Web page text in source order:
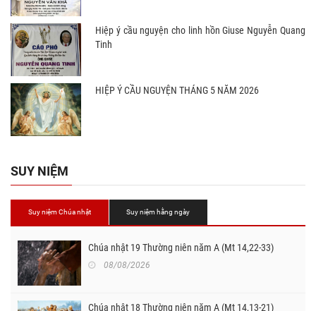
Hiệp ý cầu nguyện cho linh hồn Giuse Nguyễn Quang
Tinh
HIỆP Ý CẦU NGUYỆN THÁNG 5 NĂM 2026
SUY NIỆM
Suy niệm Chúa nhật Suy niệm hằng ngày
Chúa nhật 19 Thường niên năm A (Mt 14,22-33)
08/08/2026
Chúa nhật 18 Thường niên năm A (Mt 14,13-21)